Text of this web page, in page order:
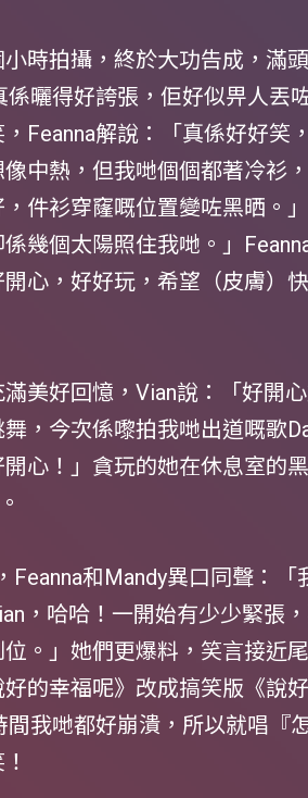
時拍攝，終於大功告成，滿
係曬得好誇張，佢好似畀人丟
Feanna解說：「真係好好笑
中熱，但我哋個個都著冷衫
件衫穿窿嘅位置變咗黑晒。
幾個太陽照住我哋。」
心，好好玩，希望（皮膚）
美好回憶，Vian說：「好開
，今次係嚟拍我哋出道嘅歌
心！」貪玩的她在休息室的
Feanna和Mandy異口同聲：
，哈哈！一開始有少少緊張
。」她們更爆料，笑言接近
的幸福呢》改成搞笑版《說
間我哋都好崩潰，所以就唱『